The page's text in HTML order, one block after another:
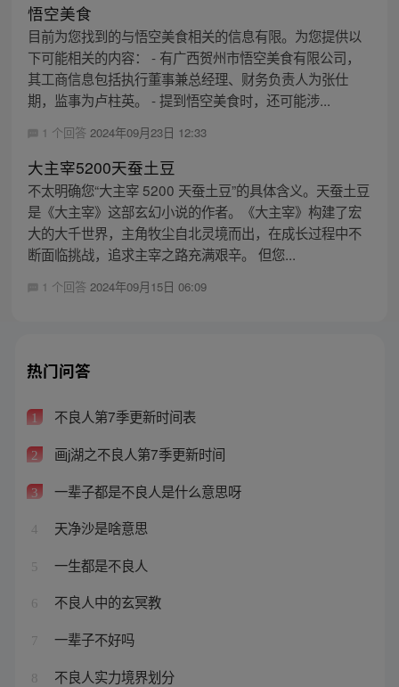
悟空美食
目前为您找到的与悟空美食相关的信息有限。为您提供以
下可能相关的内容： - 有广西贺州市悟空美食有限公司，
其工商信息包括执行董事兼总经理、财务负责人为张仕
期，监事为卢柱英。 - 提到悟空美食时，还可能涉...
1 个回答 2024年09月23日 12:33
大主宰5200天蚕土豆
不太明确您“大主宰 5200 天蚕土豆”的具体含义。天蚕土豆
是《大主宰》这部玄幻小说的作者。《大主宰》构建了宏
大的大千世界，主角牧尘自北灵境而出，在成长过程中不
断面临挑战，追求主宰之路充满艰辛。 但您...
1 个回答 2024年09月15日 06:09
热门问答
1 不良人第7季更新时间表
2 画j湖之不良人第7季更新时间
3 一辈子都是不良人是什么意思呀
4 天净沙是啥意思
5 一生都是不良人
6 不良人中的玄冥教
7 一辈子不好吗
8 不良人实力境界划分